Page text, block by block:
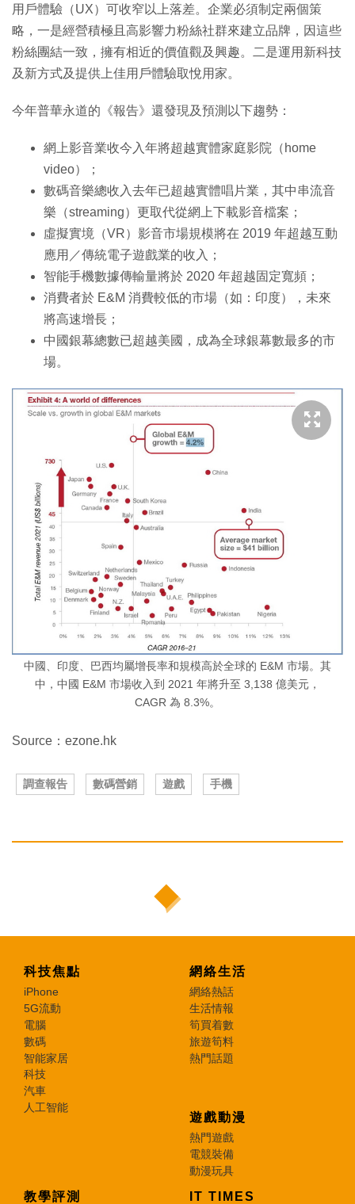
用戶體驗（UX）可收窄以上落差。企業必須制定兩個策
略，一是經營積極且高影響力粉絲社群來建立品牌，因這些
粉絲團結一致，擁有相近的價值觀及興趣。二是運用新科技
及新方式及提供上佳用戶體驗取悅用家。
今年普華永道的《報告》還發現及預測以下趨勢：
網上影音業收今入年將超越實體家庭影院（home
video）；
數碼音樂總收入去年已超越實體唱片業，其中串流音
樂（streaming）更取代從網上下載影音檔案；
虛擬實境（VR）影音市場規模將在 2019 年超越互動
應用／傳統電子遊戲業的收入；
智能手機數據傳輸量將於 2020 年超越固定寬頻；
消費者於 E&M 消費較低的市場（如：印度），未來
將高速增長；
中國銀幕總數已超越美國，成為全球銀幕數最多的市
場。
中國、印度、巴西均屬增長率和規模高於全球的 E&M 市場。其
中，中國 E&M 市場收入到 2021 年將升至 3,138 億美元，
CAGR 為 8.3%。
Source：ezone.hk
調查報告 數碼營銷 遊戲 手機
科技焦點
iPhone
5G流動
電腦
數碼
智能家居
科技
汽車
人工智能
網絡生活
網絡熱話
生活情報
筍買着數
旅遊筍料
熱門話題
遊戲動漫
熱門遊戲
電競裝備
動漫玩具
教學評測 IT TIMES